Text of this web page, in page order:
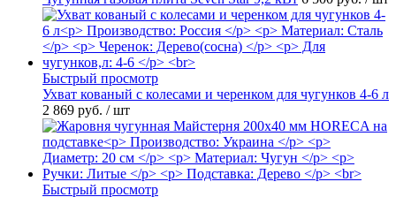
Быстрый просмотр
Ухват кованый с колесами и черенком для чугунков 4-6 л
2 869 руб. / шт
Быстрый просмотр